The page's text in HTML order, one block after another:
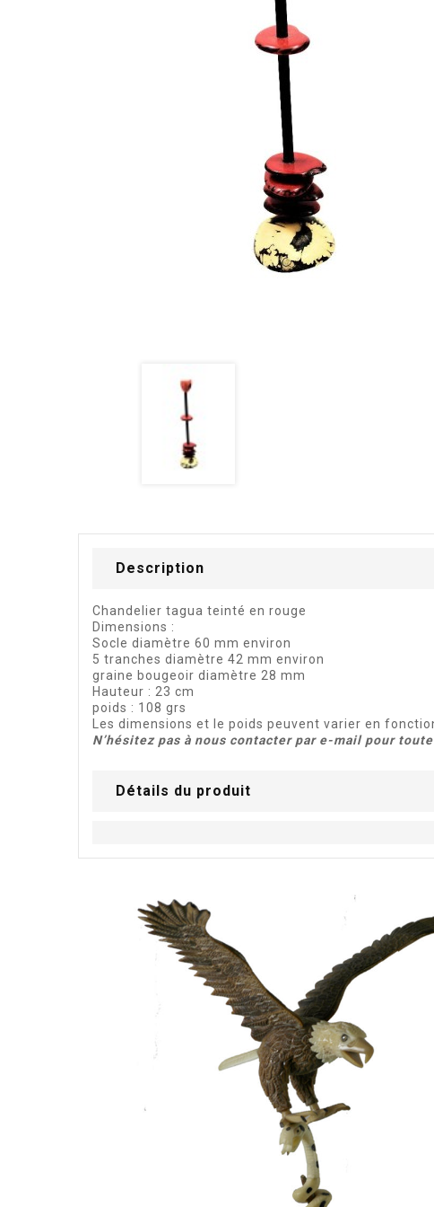
Description
Chandelier tagua teinté en rouge
Dimensions :
Socle diamètre 60 mm environ
5 tranches diamètre 42 mm environ
graine bougeoir diamètre 28 mm
Hauteur : 23 cm
poids : 108 grs
Les dimensions et le poids peuvent varier en
N’hésitez pas à nous contacter par e-mail pour
Détails du produit